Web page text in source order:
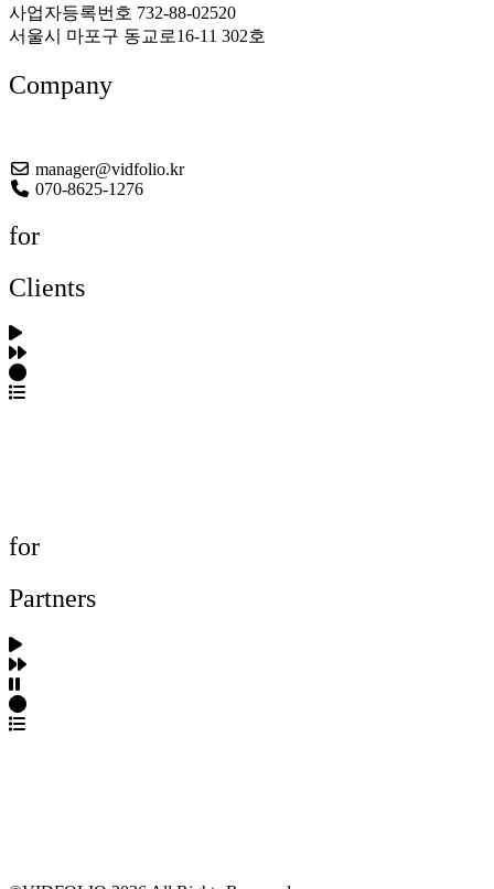
사업자등록번호 732-88-02520
서울시 마포구 동교로16-11 302호
Company
manager@vidfolio.kr
070-8625-1276
for
Clients
for
Partners